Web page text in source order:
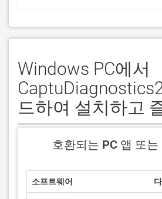
Windows PC에서
드하여 설치하고
호환되는 PC 앱 또는
소프트웨어